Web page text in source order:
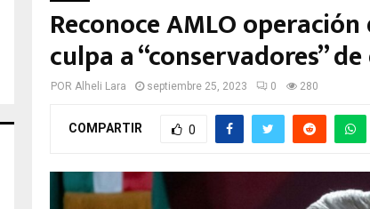
Reconoce AMLO
culpa a “conservadores”
POR Alheli Lara septiembre 25, 2023 0 280
COMPARTIR 0